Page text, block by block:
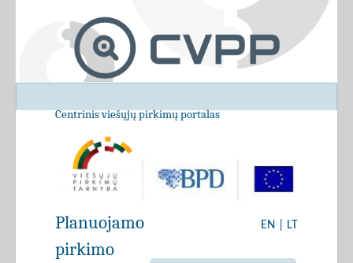
Centrinis viešųjų pirkimų portalas
EN LT
Planuojamo
pirkimo